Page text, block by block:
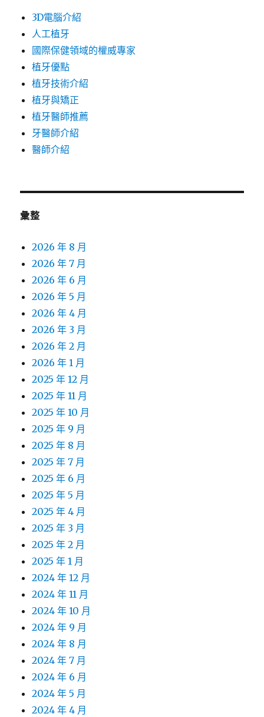
3D電腦介紹
人工植牙
國際保健領域的權威專家
植牙優點
植牙技術介紹
植牙與矯正
植牙醫師推薦
牙醫師介紹
醫師介紹
彙整
2026 年 8 月
2026 年 7 月
2026 年 6 月
2026 年 5 月
2026 年 4 月
2026 年 3 月
2026 年 2 月
2026 年 1 月
2025 年 12 月
2025 年 11 月
2025 年 10 月
2025 年 9 月
2025 年 8 月
2025 年 7 月
2025 年 6 月
2025 年 5 月
2025 年 4 月
2025 年 3 月
2025 年 2 月
2025 年 1 月
2024 年 12 月
2024 年 11 月
2024 年 10 月
2024 年 9 月
2024 年 8 月
2024 年 7 月
2024 年 6 月
2024 年 5 月
2024 年 4 月